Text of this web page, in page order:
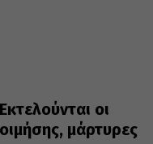
οι
μάρτυρες